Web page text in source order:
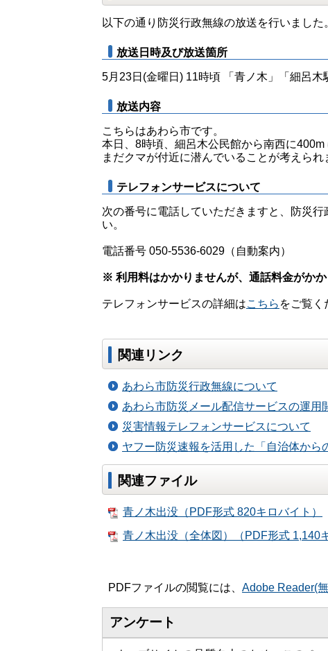
以下の通り防災行政無線の放送を行いました
放送日時及び放送箇所
5月23日(金曜日) 11時頃 「青ノ木」「細呂木
放送内容
こちらはあわら市です。
本日、8時頃、細呂木公民館から南西に
まだクマが付近に潜んでいることが考えられ
テレフォンサービスについて
次の番号に電話していただきますと、防災
い。
電話番号 050-5536-6029（自動案内）
※ 利用料はかかりませんが、通話料金がかか
テレフォンサービスの詳細はこちら をご覧く
関連リンク
あわら市防災行政無線について
あわら市防災メール配信サービスの運用
災害情報テレフォンサービスについて
ヤフー防災速報を活用した「自治体から
関連ファイル
青ノ木出没（PDF形式 820キロバイト）
青ノ木出没（全体図）（PDF形式 1,140
PDFファイルの閲覧には、 Adobe Reader(
アンケート